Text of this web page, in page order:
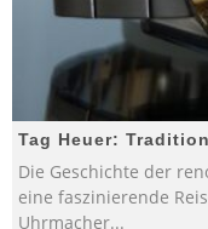
Tag Heuer:
Die Geschichte der
eine faszinierende
Uhrmacher...